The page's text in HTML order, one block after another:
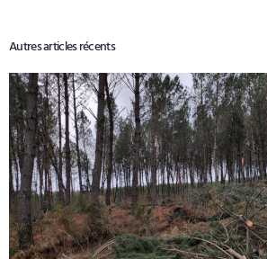
Autres articles récents